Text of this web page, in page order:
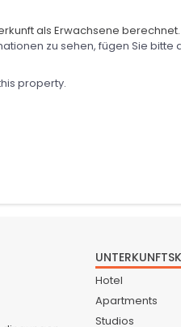
als Erwachsene berechnet.
zu sehen, fügen Sie
property.
Hotel
Apartments
Studios